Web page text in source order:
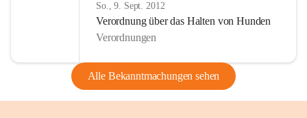
So., 9. Sept. 2012
Verordnung über das Halten von Hunden
Verordnungen
Alle Bekanntmachungen sehen